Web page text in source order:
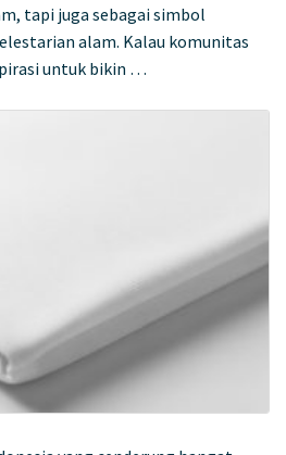
tapi juga sebagai simbol
alam. Kalau komunitas
untuk bikin …